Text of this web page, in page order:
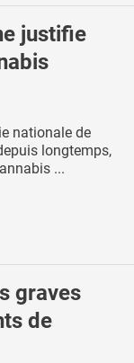
justifie
nationale de
longtemps,
...
graves
de